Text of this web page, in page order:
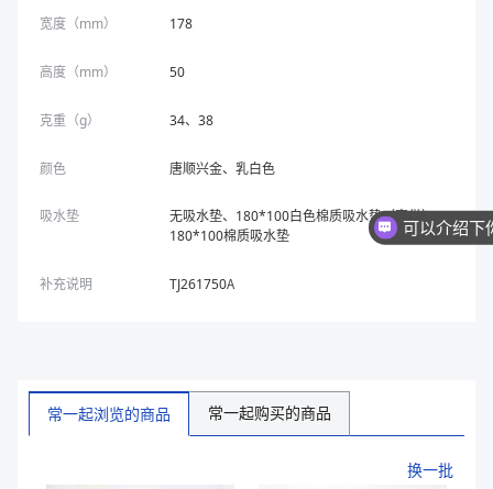
宽度（mm） 178
高度（mm） 50
克重（g） 34、38
颜色 唐顺兴金、乳白色
吸水垫
无吸水垫、180*100白色棉质吸水垫（客供）、
180*100棉质吸水垫
补充说明 TJ261750A
常一起浏览的商品 常一起购买的商品
换一批